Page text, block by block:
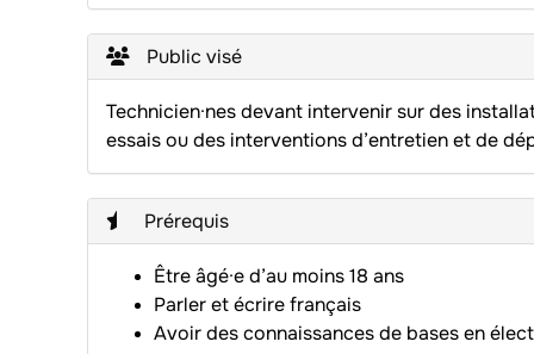
Public visé
Technicien·nes devant intervenir sur des
essais ou des interventions d’entretien et de
Prérequis
Être âgé·e d’au moins 18 ans
Parler et écrire français
Avoir des connaissances de bases en